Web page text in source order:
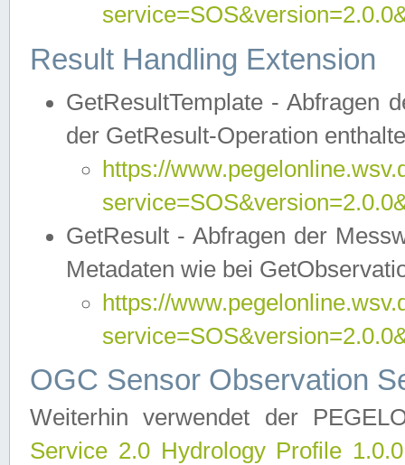
Result Handling Extension
GetResultTemplate - Abfragen
der GetResult-Operation
https://
GetResult - Abfragen der
Metadaten wie bei
https://
OGC Sensor Observation
Weiterhin verwendet der
Service 2.0 Hydrology Profile